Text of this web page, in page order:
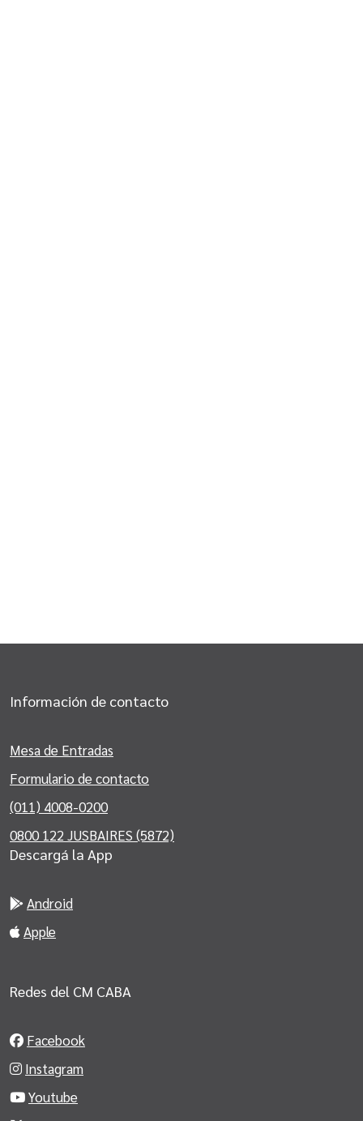
Información de contacto
Mesa de Entradas
Formulario de contacto
(011) 4008-0200
0800 122 JUSBAIRES (5872)
Descargá la App
Android
Apple
Redes del CM CABA
Facebook
Instagram
Youtube